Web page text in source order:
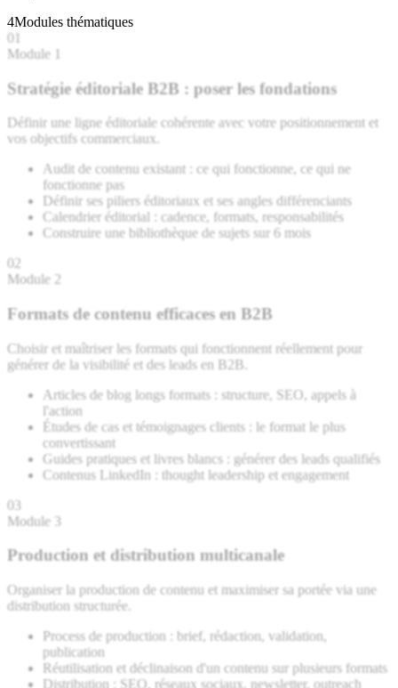
4Modules thématiques
01
Module 1
Stratégie éditoriale B2B : poser les fondations
Définir une ligne éditoriale cohérente avec votre positionnement et
vos objectifs commerciaux.
Audit de contenu existant : ce qui fonctionne, ce qui ne
fonctionne pas
Définir ses piliers éditoriaux et ses angles différenciants
Calendrier éditorial : cadence, formats, responsabilités
Construire une bibliothèque de sujets sur 6 mois
02
Module 2
Formats de contenu efficaces en B2B
Choisir et maîtriser les formats qui fonctionnent réellement pour
générer de la visibilité et des leads en B2B.
Articles de blog longs formats : structure, SEO, appels à
l'action
Études de cas et témoignages clients : le format le plus
convertissant
Guides pratiques et livres blancs : générer des leads qualifiés
Contenus LinkedIn : thought leadership et engagement
03
Module 3
Production et distribution multicanale
Organiser la production de contenu et maximiser sa portée via une
distribution structurée.
Process de production : brief, rédaction, validation,
publication
Réutilisation et déclinaison d'un contenu sur plusieurs formats
Distribution : SEO, réseaux sociaux, newsletter, outreach